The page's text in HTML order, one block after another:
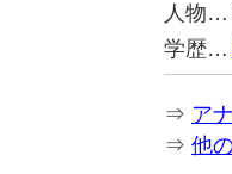
人物…
学歴…
⇒ ア
⇒ 他